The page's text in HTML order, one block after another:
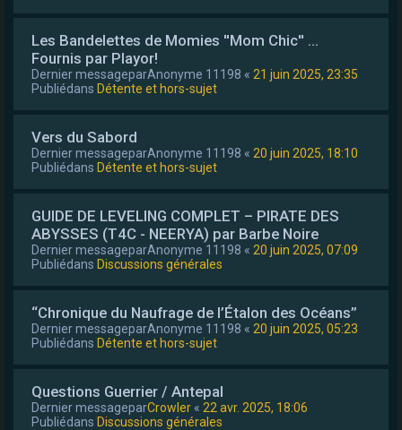
Les Bandelettes de Momies ''Mom Chic'' ...
Fournis par Playor!
Dernier messageparAnonyme 11198 « 21 juin 2025, 23:35
Publiédans Détente et hors-sujet
Vers du Sabord
Dernier messageparAnonyme 11198 « 20 juin 2025, 18:10
Publiédans Détente et hors-sujet
GUIDE DE LEVELING COMPLET – PIRATE DES
ABYSSES (T4C - NEERYA) par Barbe Noire
Dernier messageparAnonyme 11198 « 20 juin 2025, 07:09
Publiédans Discussions générales
“Chronique du Naufrage de l’Étalon des Océans”
Dernier messageparAnonyme 11198 « 20 juin 2025, 05:23
Publiédans Détente et hors-sujet
Questions Guerrier / Antepal
Dernier messageparCrowler « 22 avr. 2025, 18:06
Publiédans Discussions générales